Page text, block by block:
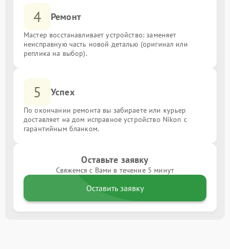
4 Ремонт
Мастер восстанавливает устройство: заменяет
неисправную часть новой деталью (оригинал или
реплика на выбор).
5 Успех
По окончании ремонта вы забираете или курьер
доставляет на дом исправное устройство Nikon с
гарантийным бланком.
Оставьте заявку
Свяжемся с Вами в течение 5 минут
Оставить заявку